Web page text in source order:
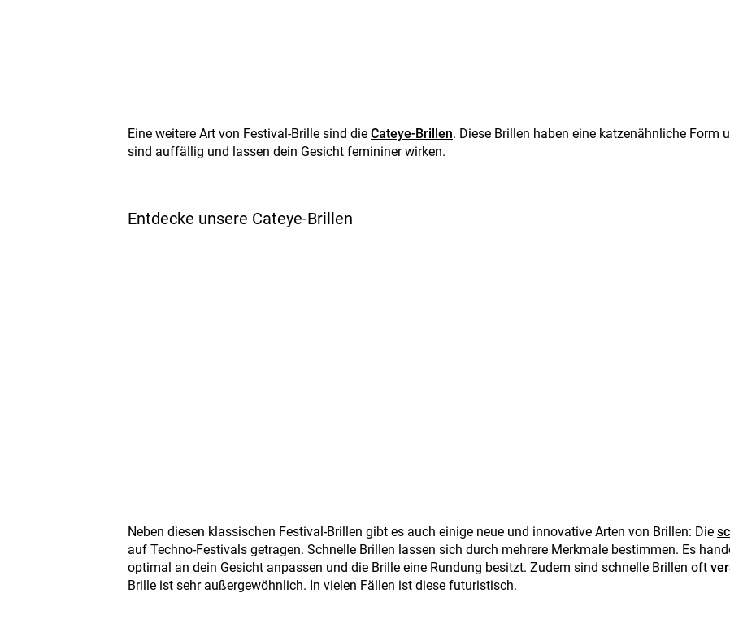
Eine weitere Art von Festival-Brille sind die Cateye-Brillen. Diese Brillen haben eine katzenähnliche Form
sind auffällig und lassen dein Gesicht femininer wirken.
Entdecke unsere Cateye-Brillen
Neben diesen klassischen Festival-Brillen gibt es auch einige neue und innovative Arten von Brillen: Die
auf Techno-Festivals getragen. Schnelle Brillen lassen sich durch mehrere Merkmale bestimmen. Es
optimal an dein Gesicht anpassen und die Brille eine Rundung besitzt. Zudem sind schnelle Brillen oft
Brille ist sehr außergewöhnlich. In vielen Fällen ist diese futuristisch.